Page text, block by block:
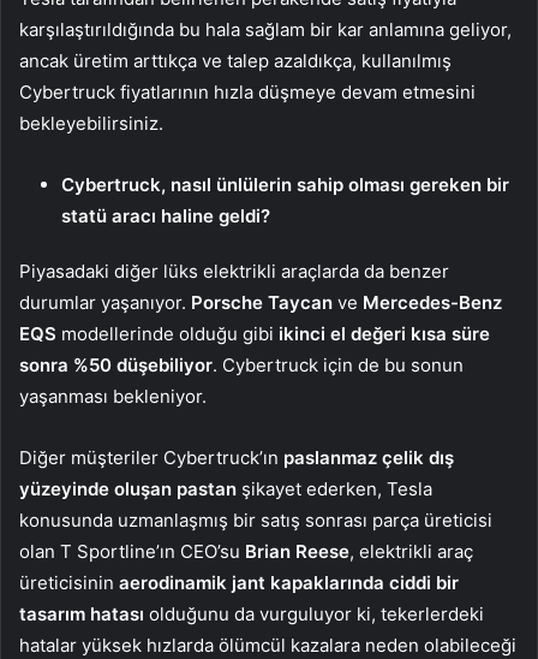
karşılaştırıldığında bu hala sağlam bir kar anlamına geliyor,
ancak üretim arttıkça ve talep azaldıkça, kullanılmış
Cybertruck fiyatlarının hızla düşmeye devam etmesini
bekleyebilirsiniz.
Cybertruck, nasıl ünlülerin sahip olması gereken bir
statü aracı haline geldi?
Piyasadaki diğer lüks elektrikli araçlarda da benzer
durumlar yaşanıyor. Porsche Taycan ve Mercedes-Benz
EQS modellerinde olduğu gibi ikinci el değeri kısa süre
sonra %50 düşebiliyor. Cybertruck için de bu sonun
yaşanması bekleniyor.
Diğer müşteriler Cybertruck’ın paslanmaz çelik dış
yüzeyinde oluşan pastan şikayet ederken, Tesla
konusunda uzmanlaşmış bir satış sonrası parça üreticisi
olan T Sportline’ın CEO’su Brian Reese, elektrikli araç
üreticisinin aerodinamik jant kapaklarında ciddi bir
tasarım hatası olduğunu da vurguluyor ki, tekerlerdeki
hatalar yüksek hızlarda ölümcül kazalara neden olabileceği